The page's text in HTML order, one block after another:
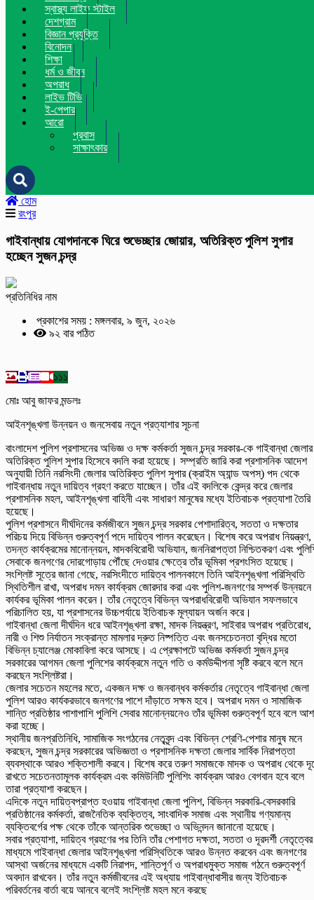
স্বাস্থ্য লাইফ স্টাইল
দেশগ্রাম
বিজ্ঞান প্রযুক্তি
বিনোদন
শিক্ষা
ধর্ম ও জীবন
অপরাধ
লাইভ টিভি
ই-পেপার
আরো
প্রবাস
সাক্ষাৎকার
হোম
রংপুর
গাইবান্ধায় যোগদানকে ঘিরে শুভেচ্ছার জোয়ার, অতিরিক্ত পুলিশ সুপার
হচ্ছেন সুজন চন্দ্র
প্রতিনিধির নাম
প্রকাশের সময় : মঙ্গলবার, ৯ জুন, ২০২৬
৯২ বার পঠিত
১১১
মোঃ আবু জাফর মন্ডলঃ
আইনশৃঙ্খলা উন্নয়ন ও জনসেবায় নতুন প্রত্যাশার সূচনা
বাংলাদেশ পুলিশ প্রশাসনের অভিজ্ঞ ও দক্ষ কর্মকর্তা সুজন চন্দ্র সরকার-কে গাইবান্ধা জেলার
অতিরিক্ত পুলিশ সুপার হিসেবে বদলি করা হয়েছে। সম্প্রতি জারি করা প্রশাসনিক আদেশ
অনুযায়ী তিনি নরসিংদী জেলার অতিরিক্ত পুলিশ সুপার (ক্রাইম অ্যান্ড অপস্) পদ থেকে
গাইবান্ধায় নতুন দায়িত্ব গ্রহণ করতে যাচ্ছেন। তাঁর এই বদলিকে কেন্দ্র করে জেলার
প্রশাসনিক মহল, আইনশৃঙ্খলা বাহিনী এবং সাধারণ মানুষের মধ্যে ইতিবাচক প্রত্যাশা তৈরি
হয়েছে।
পুলিশ প্রশাসনে দীর্ঘদিনের কর্মজীবনে সুজন চন্দ্র সরকার পেশাদারিত্ব, সততা ও দক্ষতার
পরিচয় দিয়ে বিভিন্ন গুরুত্বপূর্ণ পদে দায়িত্ব পালন করেছেন। বিশেষ করে অপরাধ নিয়ন্ত্রণ,
তদন্ত কার্যক্রমের মানোন্নয়ন, মাদকবিরোধী অভিযান, জননিরাপত্তা নিশ্চিতকরণ এবং
সেবাকে জনগণের দোরগোড়ায় পৌঁছে দেওয়ার ক্ষেত্রে তাঁর ভূমিকা প্রশংসিত হয়েছে।
সংশ্লিষ্ট সূত্রে জানা গেছে, নরসিংদীতে দায়িত্ব পালনকালে তিনি আইনশৃঙ্খলা পরিস্থিতি
স্থিতিশীল রাখা, অপরাধ দমন কার্যক্রম জোরদার করা এবং পুলিশ-জনগণের সম্পর্ক উন্নয়নে
কার্যকর ভূমিকা পালন করেন। তাঁর নেতৃত্বে বিভিন্ন অপরাধবিরোধী অভিযান সফলভাবে
পরিচালিত হয়, যা প্রশাসনের উচ্চপর্যায়ে ইতিবাচক মূল্যায়ন অর্জন করে।
গাইবান্ধা জেলা দীর্ঘদিন ধরে আইনশৃঙ্খলা রক্ষা, মাদক নিয়ন্ত্রণ, সাইবার অপরাধ প্রতিরোধ,
নারী ও শিশু নির্যাতন সংক্রান্ত মামলার দ্রুত নিষ্পত্তি এবং জনসচেতনতা বৃদ্ধির মতো
বিভিন্ন চ্যালেঞ্জ মোকাবিলা করে আসছে। এ প্রেক্ষাপটে অভিজ্ঞ কর্মকর্তা সুজন চন্দ্র
সরকারের আগমন জেলা পুলিশের কার্যক্রমে নতুন গতি ও কর্মউদ্দীপনা সৃষ্টি করবে বলে মনে
করছেন সংশ্লিষ্টরা।
জেলার সচেতন মহলের মতে, একজন দক্ষ ও জনবান্ধব কর্মকর্তার নেতৃত্বে গাইবান্ধা জেলা
পুলিশ আরও কার্যকরভাবে জনগণের পাশে দাঁড়াতে সক্ষম হবে। অপরাধ দমন ও সামাজিক
শান্তি প্রতিষ্ঠার পাশাপাশি পুলিশি সেবার মানোন্নয়নেও তাঁর ভূমিকা গুরুত্বপূর্ণ হবে বলে
করা হচ্ছে।
স্থানীয় জনপ্রতিনিধি, সামাজিক সংগঠনের নেতৃবৃন্দ এবং বিভিন্ন শ্রেণি-পেশার মানুষ মনে
করছেন, সুজন চন্দ্র সরকারের অভিজ্ঞতা ও প্রশাসনিক দক্ষতা জেলার সার্বিক নিরাপত্তা
ব্যবস্থাকে আরও শক্তিশালী করবে। বিশেষ করে তরুণ সমাজকে মাদক ও অপরাধ থেকে
রাখতে সচেতনতামূলক কার্যক্রম এবং কমিউনিটি পুলিশিং কার্যক্রম আরও বেগবান হবে বলে
তারা প্রত্যাশা করছেন।
এদিকে নতুন দায়িত্বপ্রাপ্ত হওয়ায় গাইবান্ধা জেলা পুলিশ, বিভিন্ন সরকারি-বেসরকারি
প্রতিষ্ঠানের কর্মকর্তা, রাজনৈতিক ব্যক্তিত্ব, সাংবাদিক সমাজ এবং স্থানীয় গণ্যমান্য
ব্যক্তিবর্গের পক্ষ থেকে তাঁকে আন্তরিক শুভেচ্ছা ও অভিনন্দন জানানো হয়েছে।
সবার প্রত্যাশা, দায়িত্ব গ্রহণের পর তিনি তাঁর পেশাগত দক্ষতা, সততা ও দূরদর্শী নেতৃত্বের
মাধ্যমে গাইবান্ধা জেলার আইনশৃঙ্খলা পরিস্থিতিকে আরও উন্নত করবেন এবং জনগণের
আস্থা অর্জনের মাধ্যমে একটি নিরাপদ, শান্তিপূর্ণ ও অপরাধমুক্ত সমাজ গঠনে গুরুত্বপূর্ণ
অবদান রাখবেন। তাঁর নতুন কর্মজীবনের এই অধ্যায় গাইবান্ধাবাসীর জন্য ইতিবাচক
পরিবর্তনের বার্তা বয়ে আনবে বলেই সংশ্লিষ্ট মহল মনে করছে